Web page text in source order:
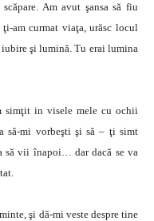
Am avut şansa să fiu
am curmat viaţa, urăsc locul
şi lumină. Tu erai lumina
simţit in visele mele cu ochii
să-mi vorbeşti şi să – ţi simt
să vii înapoi… dar dacă se va
şi dă-mi veste despre tine